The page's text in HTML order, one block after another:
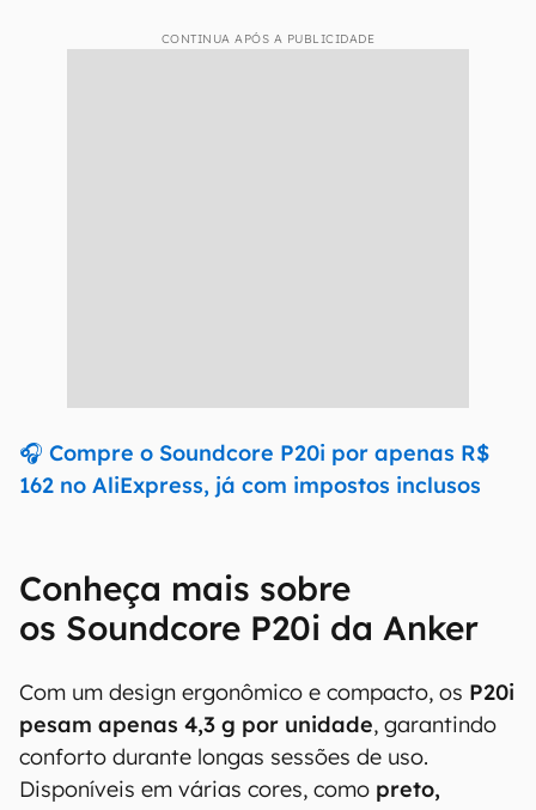
CONTINUA APÓS A PUBLICIDADE
🎧 Compre o Soundcore P20i por apenas R$
162 no AliExpress, já com impostos inclusos
Conheça mais sobre
os Soundcore P20i da Anker
Com um design ergonômico e compacto, os P20i
pesam apenas 4,3 g por unidade, garantindo
conforto durante longas sessões de uso.
Disponíveis em várias cores, como preto,